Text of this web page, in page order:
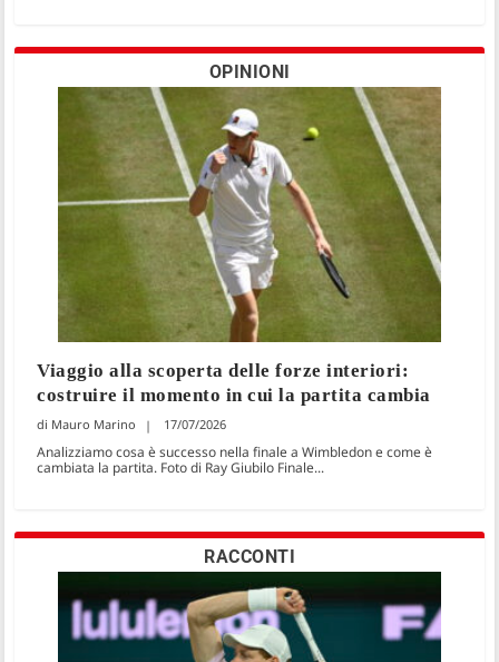
OPINIONI
Viaggio alla scoperta delle forze interiori:
costruire il momento in cui la partita cambia
Mauro Marino 17/07/2026
Analizziamo cosa è successo nella finale a Wimbledon e come è
cambiata la partita. Foto di Ray Giubilo Finale...
RACCONTI